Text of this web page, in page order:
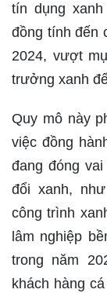
tín dụng
đồng tính đến
2024, vượt
trưởng xanh
Quy mô này
việc đồng
đang đóng
đổi xanh,
công trình
lâm nghiệp
trong năm
khách hàng